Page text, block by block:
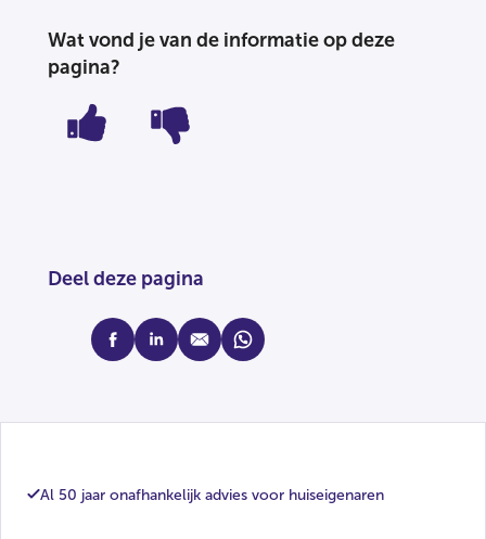
Wat vond je van de informatie op deze
pagina?
Deel deze pagina
facebooklinkedinmail whatsapp
Al 50 jaar onafhankelijk advies voor huiseigenaren